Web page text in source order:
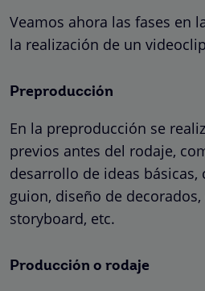
Veamos ahora las fases en
la realización de un
Preproducción
En la preproducción se
previos antes del rodaje,
desarrollo de ideas básicas,
guion, diseño de
storyboard, etc.
Producción o rodaje